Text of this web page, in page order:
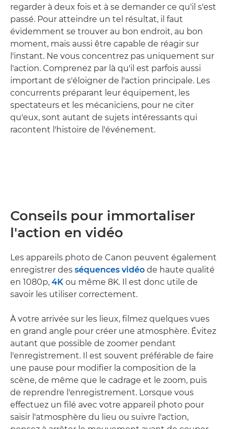
regarder à deux fois et à se demander ce qu'il s'est
passé. Pour atteindre un tel résultat, il faut
évidemment se trouver au bon endroit, au bon
moment, mais aussi être capable de réagir sur
l'instant. Ne vous concentrez pas uniquement sur
l'action. Comprenez par là qu'il est parfois aussi
important de s'éloigner de l'action principale. Les
concurrents préparant leur équipement, les
spectateurs et les mécaniciens, pour ne citer
qu'eux, sont autant de sujets intéressants qui
racontent l'histoire de l'événement.
Conseils pour immortaliser
l'action en vidéo
Les appareils photo de Canon peuvent également
enregistrer des séquences vidéo de haute qualité
en 1080p, 4K ou même 8K. Il est donc utile de
savoir les utiliser correctement.
À votre arrivée sur les lieux, filmez quelques vues
en grand angle pour créer une atmosphère. Évitez
autant que possible de zoomer pendant
l'enregistrement. Il est souvent préférable de faire
une pause pour modifier la composition de la
scène, de même que le cadrage et le zoom, puis
de reprendre l'enregistrement. Lorsque vous
effectuez un filé avec votre appareil photo pour
saisir l'atmosphère du lieu ou suivre l'action,